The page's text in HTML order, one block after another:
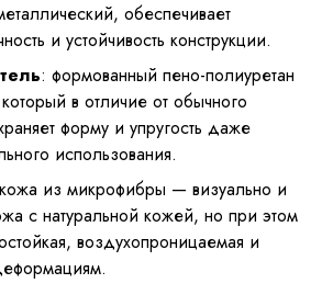
обеспечивает
и устойчивость конструкции.
: формованный пено-полиуретан
в отличие от обычного
форму и упругость даже
использования.
из микрофибры — визуально и
с натуральной кожей, но при этом
воздухопроницаемая и